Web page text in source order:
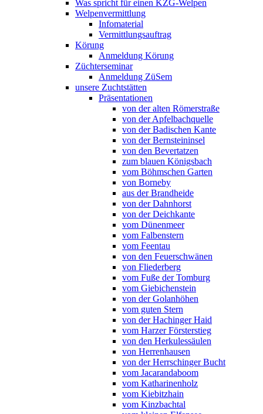
Was spricht für einen KZG-Welpen
Welpenvermittlung
Infomaterial
Vermittlungsauftrag
Körung
Anmeldung Körung
Züchterseminar
Anmeldung ZüSem
unsere Zuchtstätten
Präsentationen
von der alten Römerstraße
von der Apfelbachquelle
von der Badischen Kante
von der Bernsteininsel
von den Bevertatzen
zum blauen Königsbach
vom Böhmschen Garten
von Borneby
aus der Brandheide
von der Dahnhorst
von der Deichkante
vom Dünenmeer
vom Falbenstern
vom Feentau
von den Feuerschwänen
von Fliederberg
vom Fuße der Tomburg
vom Giebichenstein
von der Golanhöhen
vom guten Stern
von der Hachinger Haid
vom Harzer Försterstieg
von den Herkulessäulen
von Herrenhausen
von der Herrschinger Bucht
vom Jacarandaboom
vom Katharinenholz
vom Kiebitzhain
vom Kinzbachtal